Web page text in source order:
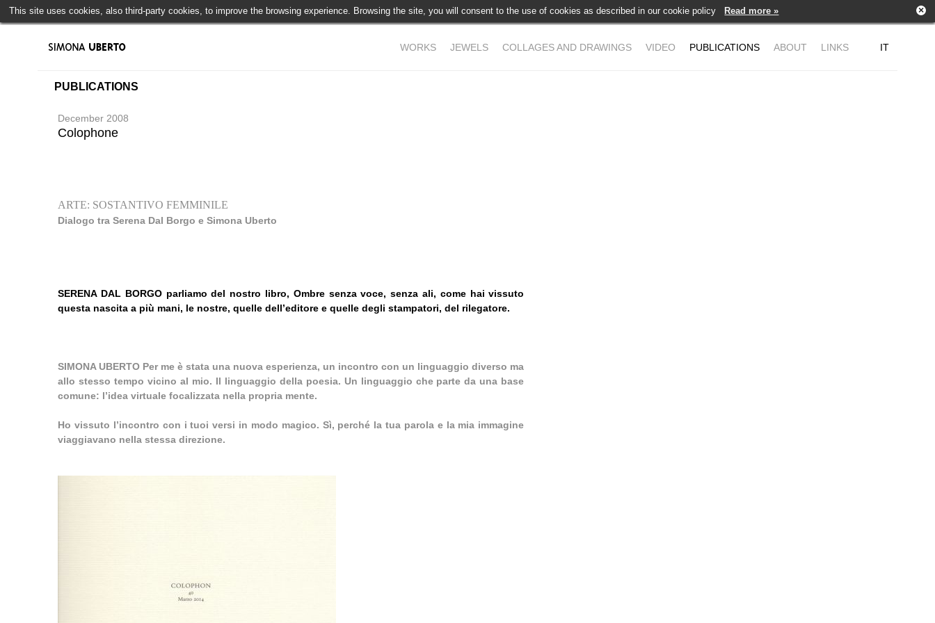
This site uses cookies, also third-party cookies, to improve the browsing experience. Browsing the site, you will consent to the use of cookies as described in our cookie policy Read more » ×
WORKS JEWELS COLLAGES AND DRAWINGS VIDEO PUBLICATIONS ABOUT LINKS IT
PUBLICATIONS
December 2008
Colophone
ARTE: SOSTANTIVO FEMMINILE
Dialogo tra Serena Dal Borgo e Simona Uberto
SERENA DAL BORGO parliamo del nostro libro, Ombre senza voce, senza ali, come hai vissuto
questa nascita a più mani, le nostre, quelle dell’editore e quelle degli stampatori, del rilegatore.
SIMONA UBERTO Per me è stata una nuova esperienza, un incontro con un linguaggio diverso ma
allo stesso tempo vicino al mio. Il linguaggio della poesia. Un linguaggio che parte da una base
comune: l’idea virtuale focalizzata nella propria mente.
Ho vissuto l’incontro con i tuoi versi in modo magico. Sì, perché la tua parola e la mia immagine
viaggiavano nella stessa direzione.